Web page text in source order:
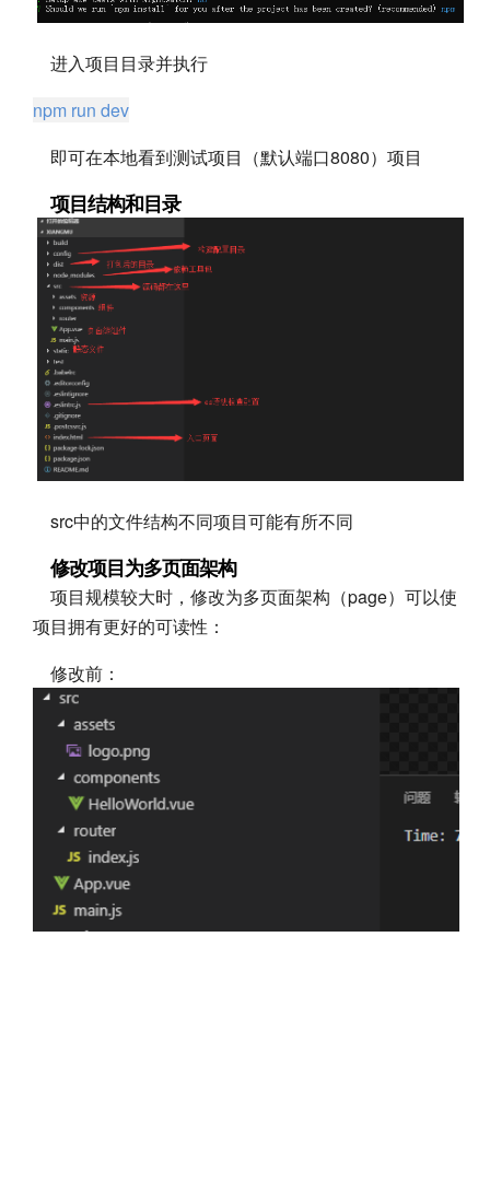
进入项目目录并执行
npm run dev
即可在本地看到测试项目（默认端口8080）项目
项目结构和目录
src中的文件结构不同项目可能有所不同
修改项目为多页面架构
项目规模较大时，修改为多页面架构（page）可以使
项目拥有更好的可读性：
修改前：